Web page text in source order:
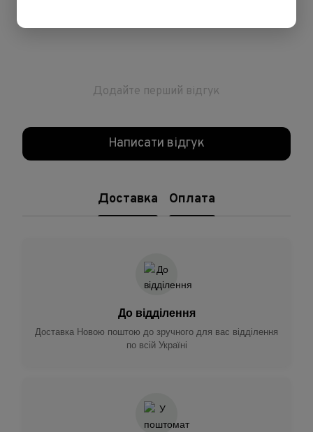
Додайте перший відгук
Написати відгук
Доставка Оплата
До відділення
Доставка Новою поштою до зручного для вас відділення
по всій Україні